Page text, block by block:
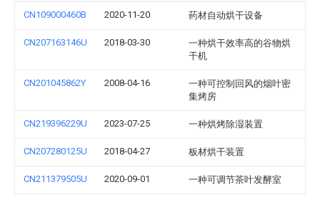
CN109000460B 2020-11-20 药材自动烘干设备
CN207163146U 2018-03-30
一种烘干效率高的谷物烘
干机
CN201045862Y 2008-04-16
一种可控制回风的烟叶密
集烤房
CN219396229U 2023-07-25 一种烘烤除湿装置
CN207280125U 2018-04-27 板材烘干装置
CN211379505U 2020-09-01 一种可调节茶叶发酵室